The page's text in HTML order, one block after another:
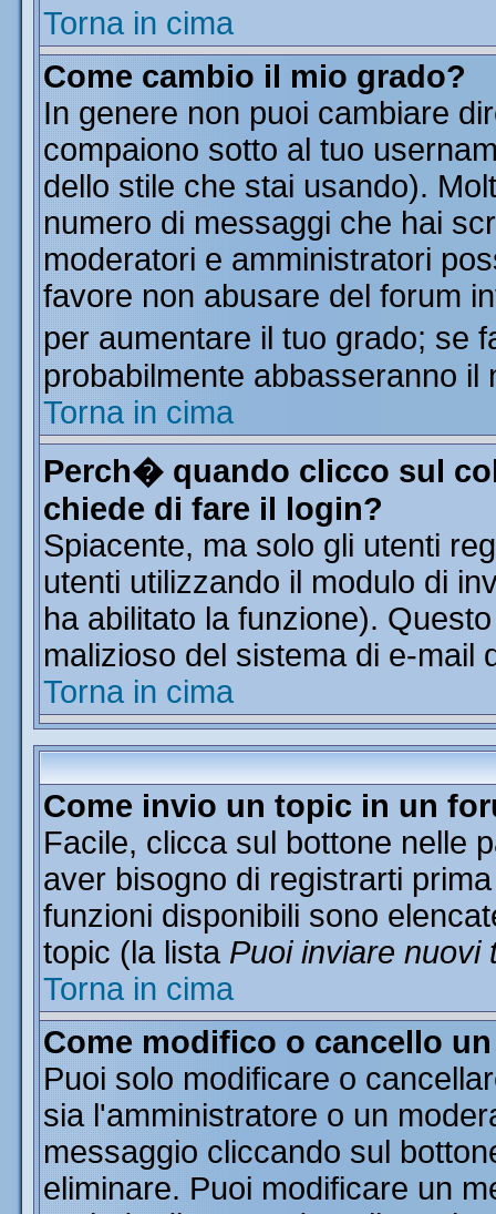
Torna in cima
Come cambio il mio grado?
In genere non puoi cambiare
compaiono sotto al tuo
dello stile che stai usando).
numero di messaggi che hai
moderatori e amministratori
favore non abusare del forum
per aumentare il tuo grado; se
probabilmente abbasseranno il
Torna in cima
Perch� quando clicco sul
chiede di fare il login?
Spiacente, ma solo gli utenti
utenti utilizzando il modulo di
ha abilitato la funzione).
malizioso del sistema di e-mail
Torna in cima
Come invio un topic in un
Facile, clicca sul bottone nelle
aver bisogno di registrarti
funzioni disponibili sono
topic (la lista Puoi inviare nuovi
Torna in cima
Come modifico o cancello
Puoi solo modificare o
sia l'amministratore o un
messaggio cliccando sul
eliminare. Puoi modificare un